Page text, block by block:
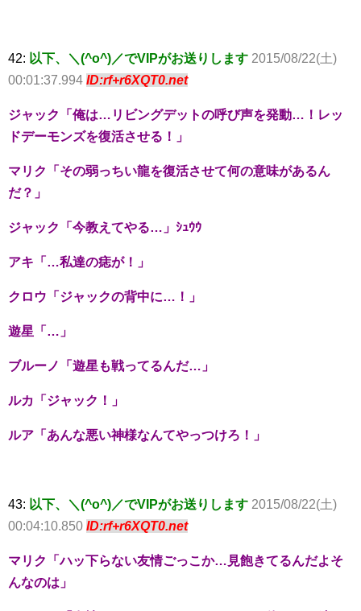
42: 以下、＼(^o^)／でVIPがお送りします 2015/08/22(土)
00:01:37.994 ID:rf+r6XQT0.net
ジャック「俺は…リビングデットの呼び声を発動…！レッ
ドデーモンズを復活させる！」
マリク「その弱っちい龍を復活させて何の意味があるん
だ？」
ジャック「今教えてやる…」ｼｭｳｳ
アキ「…私達の痣が！」
クロウ「ジャックの背中に…！」
遊星「…」
ブルーノ「遊星も戦ってるんだ…」
ルカ「ジャック！」
ルア「あんな悪い神様なんてやっつけろ！」
43: 以下、＼(^o^)／でVIPがお送りします 2015/08/22(土)
00:04:10.850 ID:rf+r6XQT0.net
マリク「ハッ下らない友情ごっこか…見飽きてるんだよそ
んなのは」